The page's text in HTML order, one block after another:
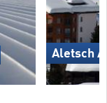
Aletsch